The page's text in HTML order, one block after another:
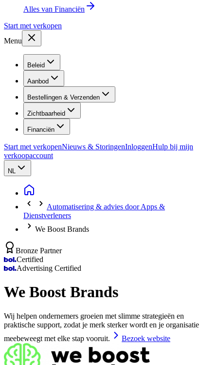
Alles van Financiën
Start met verkopen
Menu
Beleid
Aanbod
Bestellingen & Verzenden
Zichtbaarheid
Financiën
Start met verkopenNieuws & StoringenInloggenHulp bij mijn
verkoopaccount
NL
Automatisering & advies door Apps &
Dienstverleners
We Boost Brands
Bronze Partner
Certified
Advertising Certified
We Boost Brands
Wij helpen ondernemers groeien met slimme strategieën en
praktische support, zodat je merk sterker wordt en je organisatie
meebeweegt met elke stap vooruit.
Bezoek website